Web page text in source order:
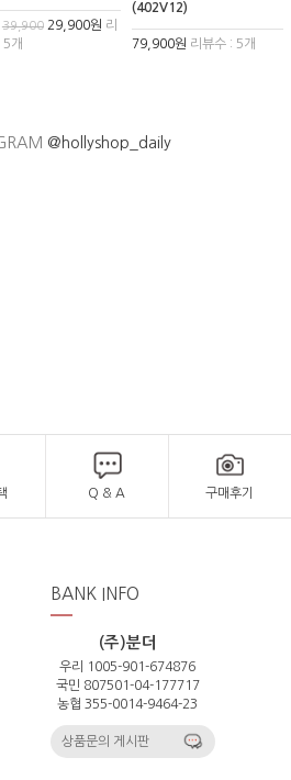
39,90029,900원 리
5개
(402V12)
79,900원 리뷰수 : 5개
@hollyshop_daily
Q & A 구매후기
BANK INFO
(주)분더
우리 1005-901-674876
국민 807501-04-177717
농협 355-0014-9464-23
상품문의 게시판